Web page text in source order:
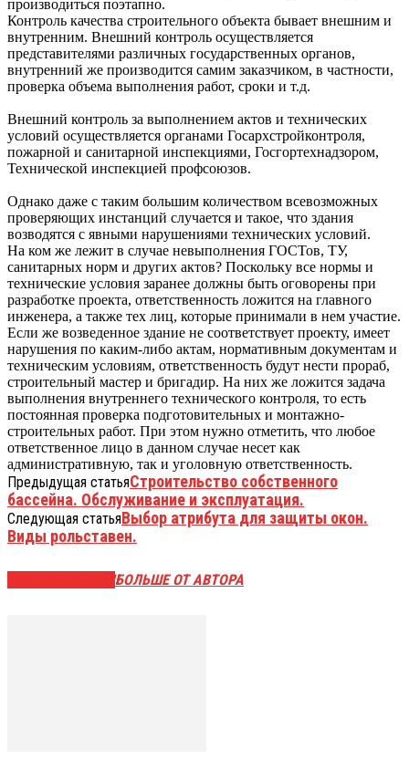
производиться поэтапно.
Контроль качества строительного объекта бывает внешним и
внутренним. Внешний контроль осуществляется
представителями различных государственных органов,
внутренний же производится самим заказчиком, в частности,
проверка объема выполнения работ, сроки и т.д.
Внешний контроль за выполнением актов и технических
условий осуществляется органами Госархстройконтроля,
пожарной и санитарной инспекциями, Госгортехнадзором,
Технической инспекцией профсоюзов.
Однако даже с таким большим количеством всевозможных
проверяющих инстанций случается и такое, что здания
возводятся с явными нарушениями технических условий.
На ком же лежит в случае невыполнения ГОСТов, ТУ,
санитарных норм и других актов? Поскольку все нормы и
технические условия заранее должны быть оговорены при
разработке проекта, ответственность ложится на главного
инженера, а также тех лиц, которые принимали в нем участие.
Если же возведенное здание не соответствует проекту, имеет
нарушения по каким-либо актам, нормативным документам и
техническим условиям, ответственность будут нести прораб,
строительный мастер и бригадир. На них же ложится задача
выполнения внутреннего технического контроля, то есть
постоянная проверка подготовительных и монтажно-
строительных работ. При этом нужно отметить, что любое
ответственное лицо в данном случае несет как
административную, так и уголовную ответственность.
Предыдущая статьяСтроительство собственного
бассейна. Обслуживание и эксплуатация.
Следующая статьяВыбор атрибута для защиты окон.
Виды рольставен.
БОЛЬШЕ ОТ АВТОРА